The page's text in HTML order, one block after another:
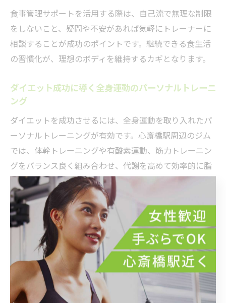
食事管理サポートを活用する際は、自己流で無理な制限
をしないこと、疑問や不安があれば気軽にトレーナーに
相談することが成功のポイントです。継続できる食生活
の習慣化が、理想のボディを維持するカギとなります。
ダイエット成功に導く全身運動のパーソナルトレーニ
ング
ダイエットを成功させるには、全身運動を取り入れたパ
ーソナルトレーニングが有効です。心斎橋駅周辺のジム
では、体幹トレーニングや有酸素運動、筋力トレーニン
グをバランス良く組み合わせ、代謝を高めて効率的に脂
肪を燃焼させるプログラムが実践されています。
経験豊富なトレーナーが一人ひとりの体力や生活リズム
に合わせてメニューを作成し、運動が苦手な方でも無理
なく続けられる工夫がされています。実際に「短期間で
体重が減った」「見た目の変化を実感できた」といった
成功事例も多く、口コミでも高評価です。
ダイエット目的でパーソナルトレーニングを始める際
は、リバウンドを防ぐために継続的なサポートや定期的